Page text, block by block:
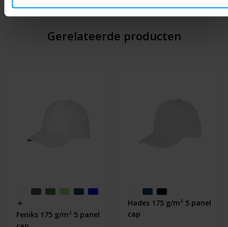
Gerelateerde producten
Feniks 175 g/m² 5 panel
Hades 175 g/m² 5 panel
cap